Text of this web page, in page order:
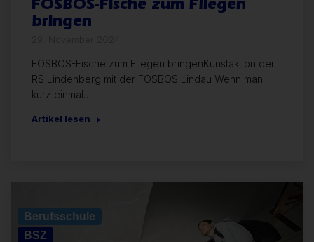
bringen
FOSBOS-Fische zum Fliegen bringenKunstaktion der
RS Lindenberg mit der FOSBOS Lindau Wenn man
kurz einmal…
Artikel lesen
Berufsschule
BSZ